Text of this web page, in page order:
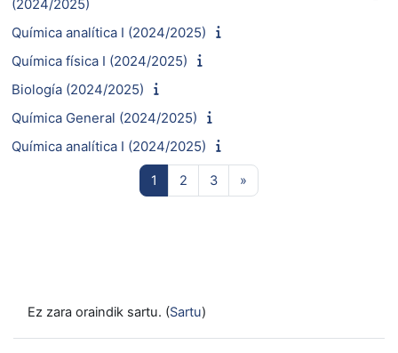
(2024/2025)
Química analítica I (2024/2025)
Química física I (2024/2025)
Biología (2024/2025)
Química General (2024/2025)
Química analítica I (2024/2025)
1 1. orria
2 2. orria
33. orria
»
Ez zara oraindik sartu. (Sartu)